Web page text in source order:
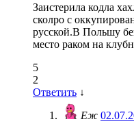
Заистерила кодла
сколро с
русской.В Польшу
место раком на
5
2
Ответить ↓
Еж